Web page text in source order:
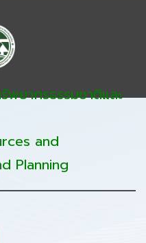
พยากรธรรมชาติและ
and
Planning